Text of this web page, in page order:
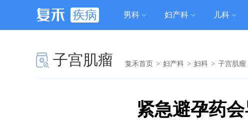
疾病 男科 妇产科 儿科
子宫肌瘤 复禾首页 > 妇产科 > 妇科 > 子宫肌瘤
紧急避孕药